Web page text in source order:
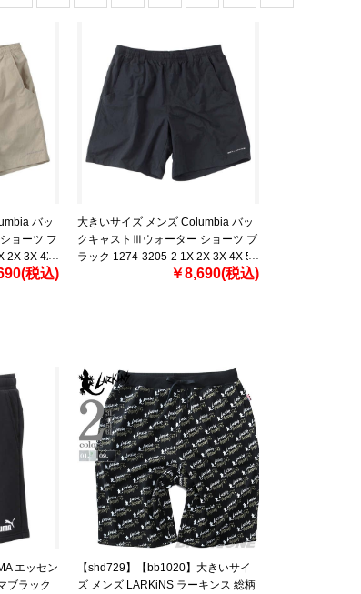
バッ
ョーツ フ
2X 3X 4X
税込)
大きいサイズ メンズ Columbia バッ
クキャストⅢウォーター ショーツ ブ
ラック 1274-3205-2 1X 2X 3X 4X 5X
￥8,690(税込)
エッセン
ブラック
【shd729】【bb1020】大きいサイ
ズ メンズ LARKiNS ラーキンス 総柄